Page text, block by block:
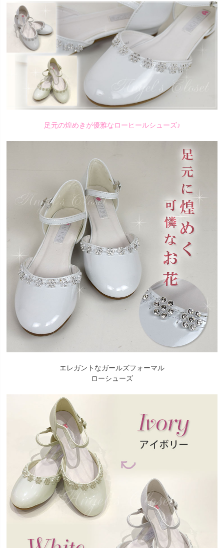
足元の煌めきが優雅なローヒールシューズ♪
エレガントなガールズフォーマル
ローシューズ